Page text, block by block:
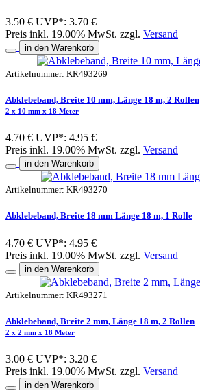
3.50 € UVP*: 3.70 €
Preis inkl. 19.00% MwSt. zzgl. Versand
in den Warenkorb
Artikelnummer: KR493269
Abklebeband, Breite 10 mm, Länge 18 m, 2 Rollen
2 x 10 mm x 18 Meter
4.70 € UVP*: 4.95 €
Preis inkl. 19.00% MwSt. zzgl. Versand
in den Warenkorb
Artikelnummer: KR493270
Abklebeband, Breite 18 mm Länge 18 m, 1 Rolle
4.70 € UVP*: 4.95 €
Preis inkl. 19.00% MwSt. zzgl. Versand
in den Warenkorb
Artikelnummer: KR493271
Abklebeband, Breite 2 mm, Länge 18 m, 2 Rollen
2 x 2 mm x 18 Meter
3.00 € UVP*: 3.20 €
Preis inkl. 19.00% MwSt. zzgl. Versand
in den Warenkorb